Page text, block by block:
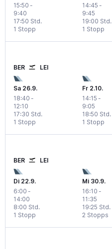
15:50 -
9:40
1 Stopp
17:50 Std.
14:45 -
9:45
1 Stopp
19:00 Std.
BER LEI
Sa 26.9.
18:40 -
12:10
1 Stopp
17:30 Std.
Fr 2.10.
14:15 -
9:05
1 Stopp
18:50 Std.
BER LEI
Di 22.9.
6:00 -
14:00
1 Stopp
8:00 Std.
Mi 30.9.
16:10 -
11:35
2 Stopps
19:25 Std.